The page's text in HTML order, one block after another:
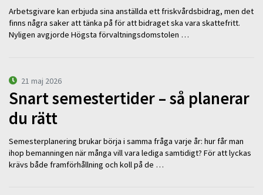
Arbetsgivare kan erbjuda sina anställda ett friskvårdsbidrag, men det
finns några saker att tänka på för att bidraget ska vara skattefritt.
Nyligen avgjorde Högsta förvaltningsdomstolen …
21 maj 2026
Snart semestertider – så planerar
du rätt
Semesterplanering brukar börja i samma fråga varje år: hur får man
ihop bemanningen när många vill vara lediga samtidigt? För att lyckas
krävs både framförhållning och koll på de …